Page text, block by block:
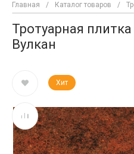
Главная / Каталог товаров /
Тротуарная
Вулкан
Хит